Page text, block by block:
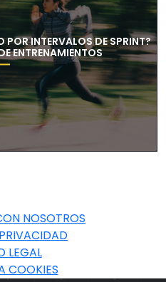
POR INTERVALOS DE SPRINT?
ENTRENAMIENTOS
NOSOTROS
LEGAL
COOKIES